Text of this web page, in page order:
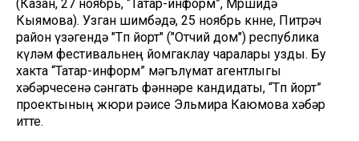
(Казан, 27 ноябрь, “Татар-информ”, Мөршидә
Кыямова). Узган шимбәдә, 25 ноябрь көнне, Питрәч
район үзәгендә "Төп йорт" ("Отчий дом") республика
күләм фестивальнең йомгаклау чаралары узды. Бу
хакта “Татар-информ” мәгълүмат агентлыгы
хәбәрчесенә сәнгать фәннәре кандидаты, “Төп йорт”
проектының жюри рәисе Эльмира Каюмова хәбәр
итте.